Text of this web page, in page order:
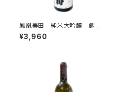
鳳凰美田 純米大吟醸 髭
判 無濾過本生 1800ml
¥3,960